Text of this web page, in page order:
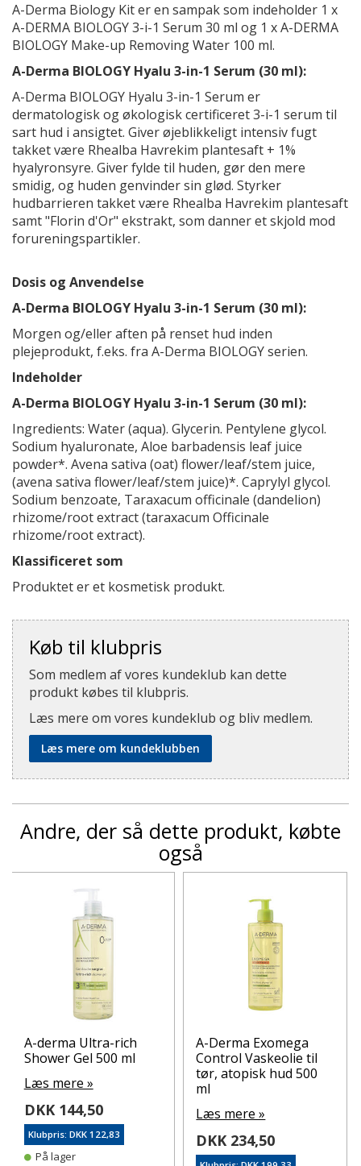
A-Derma Biology Kit er en sampak som indeholder 1 x
A-DERMA BIOLOGY 3-i-1 Serum 30 ml og 1 x A-DERMA
BIOLOGY Make-up Removing Water 100 ml.
A-Derma BIOLOGY Hyalu 3-in-1 Serum (30 ml):
A-Derma BIOLOGY Hyalu 3-in-1 Serum er
dermatologisk og økologisk certificeret 3-i-1 serum til
sart hud i ansigtet. Giver øjeblikkeligt intensiv fugt
takket være Rhealba Havrekim plantesaft + 1%
hyalyronsyre. Giver fylde til huden, gør den mere
smidig, og huden genvinder sin glød. Styrker
hudbarrieren takket være Rhealba Havrekim plantesaft
samt "Florin d'Or" ekstrakt, som danner et skjold mod
forureningspartikler.
Dosis og Anvendelse
A-Derma BIOLOGY Hyalu 3-in-1 Serum (30 ml):
Morgen og/eller aften på renset hud inden
plejeprodukt, f.eks. fra A-Derma BIOLOGY serien.
Indeholder
A-Derma BIOLOGY Hyalu 3-in-1 Serum (30 ml):
Ingredients: Water (aqua). Glycerin. Pentylene glycol.
Sodium hyaluronate, Aloe barbadensis leaf juice
powder*. Avena sativa (oat) flower/leaf/stem juice,
(avena sativa flower/leaf/stem juice)*. Caprylyl glycol.
Sodium benzoate, Taraxacum officinale (dandelion)
rhizome/root extract (taraxacum Officinale
rhizome/root extract).
Klassificeret som
Produktet er et kosmetisk produkt.
Køb til klubpris
Som medlem af vores kundeklub kan dette
produkt købes til klubpris.
Læs mere om vores kundeklub og bliv medlem.
Læs mere om kundeklubben
Andre, der så dette produkt, købte
også
A-derma Ultra-rich
Shower Gel 500 ml
Læs mere »
DKK 144,50
Klubpris: DKK 122,83
På lager
A-Derma Exomega
Control Vaskeolie til
tør, atopisk hud 500
ml
Læs mere »
DKK 234,50